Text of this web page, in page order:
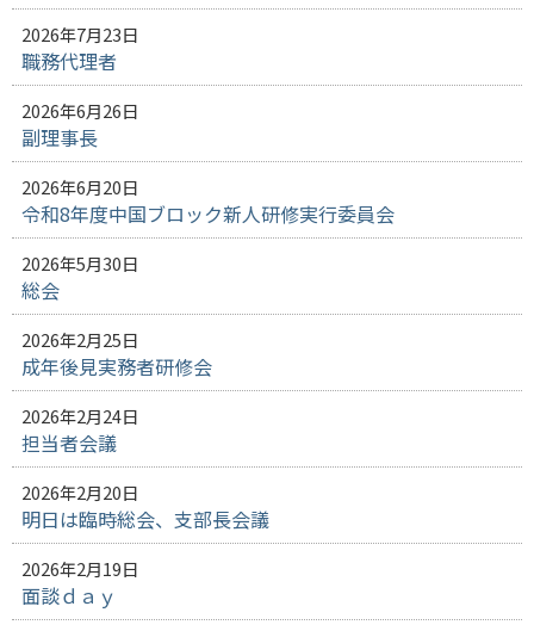
2026年7月23日
職務代理者
2026年6月26日
副理事長
2026年6月20日
令和8年度中国ブロック新人研修実行委員会
2026年5月30日
総会
2026年2月25日
成年後見実務者研修会
2026年2月24日
担当者会議
2026年2月20日
明日は臨時総会、支部長会議
2026年2月19日
面談ｄａｙ